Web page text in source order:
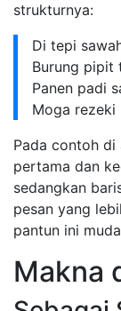
strukturnya:
Di tepi
Burung pipit
Panen padi
Moga rezeki
Pada contoh
pertama dan
sedangkan
pesan yang
pantun ini
Makna